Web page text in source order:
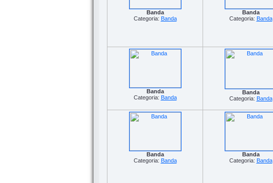
Banda
Categoria: Banda
Banda
Categoria: Banda
Banda
Categoria: Banda
Banda
Categoria: Banda
Banda
Categoria: Banda
Banda
Categoria: Banda